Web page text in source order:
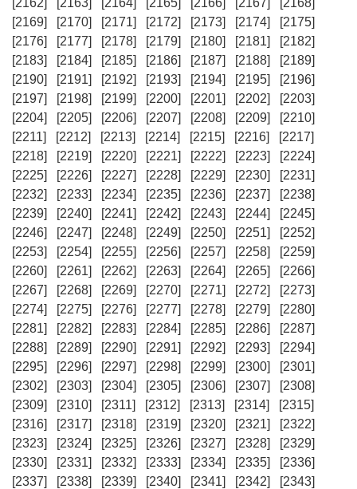
[2162]
[2163] [2164] [2165] [2166] [2167]
[2168]
[2169]
[2170] [2171] [2172] [2173] [2174]
[2175]
[2176]
[2177] [2178] [2179] [2180] [2181]
[2182]
[2183]
[2184] [2185] [2186] [2187] [2188]
[2189]
[2190]
[2191] [2192] [2193] [2194] [2195]
[2196]
[2197]
[2198] [2199] [2200] [2201] [2202]
[2203]
[2204]
[2205] [2206] [2207] [2208] [2209]
[2210]
[2211]
[2212] [2213] [2214] [2215] [2216]
[2217]
[2218]
[2219] [2220] [2221] [2222] [2223]
[2224]
[2225]
[2226] [2227] [2228] [2229] [2230]
[2231]
[2232]
[2233] [2234] [2235] [2236] [2237]
[2238]
[2239]
[2240] [2241] [2242] [2243] [2244]
[2245]
[2246]
[2247] [2248] [2249] [2250] [2251]
[2252]
[2253]
[2254] [2255] [2256] [2257] [2258]
[2259]
[2260]
[2261] [2262] [2263] [2264] [2265]
[2266]
[2267]
[2268] [2269] [2270] [2271] [2272]
[2273]
[2274]
[2275] [2276] [2277] [2278] [2279]
[2280]
[2281]
[2282] [2283] [2284] [2285] [2286]
[2287]
[2288]
[2289] [2290] [2291] [2292] [2293]
[2294]
[2295]
[2296] [2297] [2298] [2299] [2300]
[2301]
[2302]
[2303] [2304] [2305] [2306] [2307]
[2308]
[2309]
[2310] [2311] [2312] [2313] [2314]
[2315]
[2316]
[2317] [2318] [2319] [2320] [2321]
[2322]
[2323]
[2324] [2325] [2326] [2327] [2328]
[2329]
[2330]
[2331] [2332] [2333] [2334] [2335]
[2336]
[2337]
[2338] [2339] [2340] [2341] [2342]
[2343]